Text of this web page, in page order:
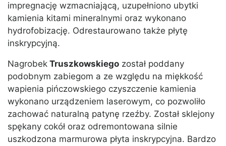
impregnację wzmacniającą, uzupełniono ubytki
kamienia kitami mineralnymi oraz wykonano
hydrofobizację. Odrestaurowano także płytę
inskrypcyjną.
Nagrobek Truszkowskiego został poddany
podobnym zabiegom a ze względu na miękkość
wapienia pińczowskiego czyszczenie kamienia
wykonano urządzeniem laserowym, co pozwoliło
zachować naturalną patynę rzeźby. Został sklejony
spękany cokół oraz odremontowana silnie
uszkodzona marmurowa płyta inskrypcyjna. Bardzo